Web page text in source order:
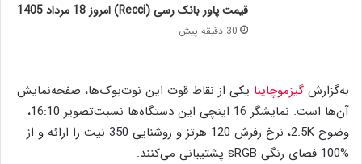
قیمت پاور بانک رسی (Recci) امروز 18 مرداد 1405
30 دقیقه پیش
به‌گزارش گیزموچاینا یکی از نقاط قوت این نوت‌بوک‌ها، صفحه‌نمایش
آن‌ها است. نمایشگر 16 اینچی این دستگاه‌ها نسبت‌تصویر 16:10،
وضوح 2.5K، نرخ رفرش 120 هرتز و روشنایی 350 نیت را ارائه و از
%100 فضای رنگی sRGB پشتیبانی می‌کنند.